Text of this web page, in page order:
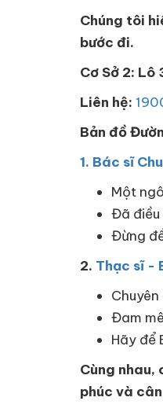
Chúng tôi
bước đi.
Cơ Sở 2: Lô
Liên hệ:
Bản đồ
1. Bác sĩ
Một
Đã điều
Đừng
2. Thạc sĩ -
Đam
Hãy để
Cùng
phúc và